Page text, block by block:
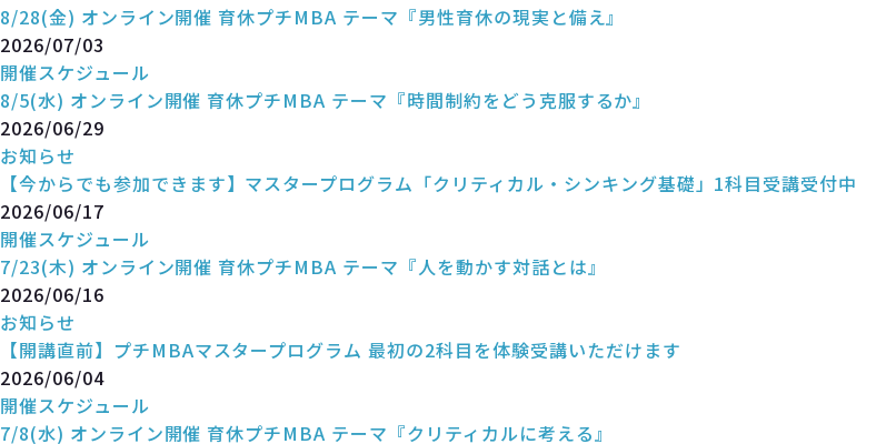
8/28(金) オンライン開催 育休プチMBA テーマ『男性育休の現実と備え』
2026/07/03
開催スケジュール
8/5(水) オンライン開催 育休プチMBA テーマ『時間制約をどう克服するか』
2026/06/29
お知らせ
【今からでも参加できます】マスタープログラム「クリティカル・シンキング基礎」1科目受講受付中
2026/06/17
開催スケジュール
7/23(木) オンライン開催 育休プチMBA テーマ『人を動かす対話とは』
2026/06/16
お知らせ
【開講直前】プチMBAマスタープログラム 最初の2科目を体験受講いただけます
2026/06/04
開催スケジュール
7/8(水) オンライン開催 育休プチMBA テーマ『クリティカルに考える』